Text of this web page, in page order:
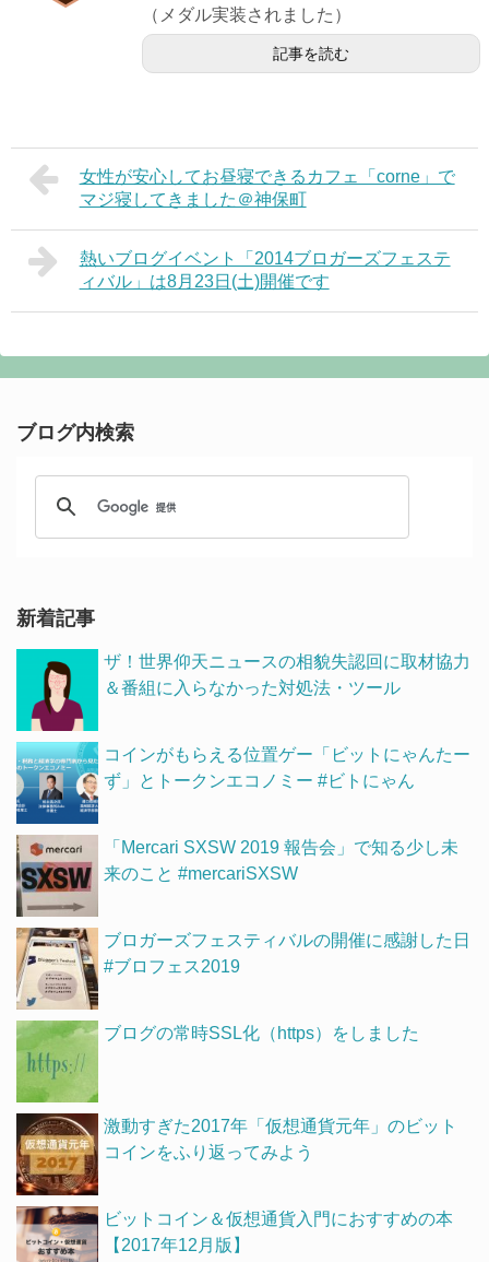
（メダル実装されました）
記事を読む
女性が安心してお昼寝できるカフェ「corne」で
マジ寝してきました＠神保町
熱いブログイベント「2014ブロガーズフェステ
ィバル」は8月23日(土)開催です
ブログ内検索
新着記事
ザ！世界仰天ニュースの相貌失認回に取材協力
＆番組に入らなかった対処法・ツール
コインがもらえる位置ゲー「ビットにゃんたー
ず」とトークンエコノミー #ビトにゃん
「Mercari SXSW 2019 報告会」で知る少し未
来のこと #mercariSXSW
ブロガーズフェスティバルの開催に感謝した日
#ブロフェス2019
ブログの常時SSL化（https）をしました
激動すぎた2017年「仮想通貨元年」のビット
コインをふり返ってみよう
ビットコイン＆仮想通貨入門におすすめの本
【2017年12月版】